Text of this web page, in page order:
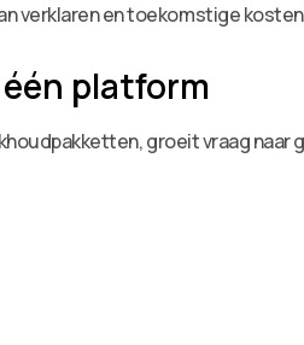
verklaren en toekomstige
platform
groeit vraag